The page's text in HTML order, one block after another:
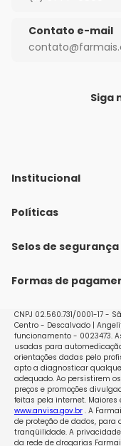
Contato e-mail
Siga
Institucional
Quem Somos
Nossas lojas
Políticas
Política de Envio
Políticas de Trocas e
Selos de segurança
Formas de
CNPJ 02.560.731/0001-17 -
Centro - Descalvado |
funcionamento - 0023473.
usadas para
orientações dadas pelo
apto a diagnosticar
adequado. Ao persistirem
preços e promoções
feitas pela internet.
www.anvisa.gov.br. A
de proteção de dados, para
tranqüilidade. A
da rede de drogarias